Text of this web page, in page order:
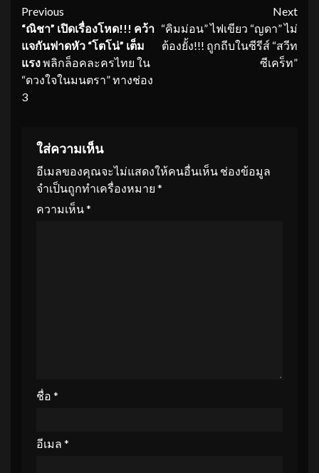
Continue
Reading
Previous
“ณิชา” เปิดเรื่องโหด!!! คว้า
แจกันฟาดหัว “โตโน่” เต็ม
แรงพลิกล็อคละครไทย ใน
“ดวงใจในมนตรา” ทางช่อง
3
Next
“คิมม่อน” ไฟเขียว “ญดา” ไม่
ต้องยั้ง!!! ถูกถีบในซีรีส์ “สวีท
ซีเคร็ท”
ใส่ความเห็น
อีเมลของคุณจะไม่แสดงให้คนอื่นเห็น ช่องข้อมูล
จำเป็นถูกทำเครื่องหมาย *
ความเห็น*
ชื่อ *
อีเมล *